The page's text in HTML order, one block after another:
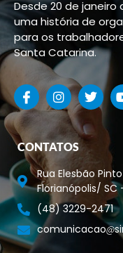
Desde 20 de janeiro
uma história de
para os
Santa Catarina.
CONTATOS
Rua Elesbão
Florianópolis/ SC
(48) 3229-2471
comunicacao